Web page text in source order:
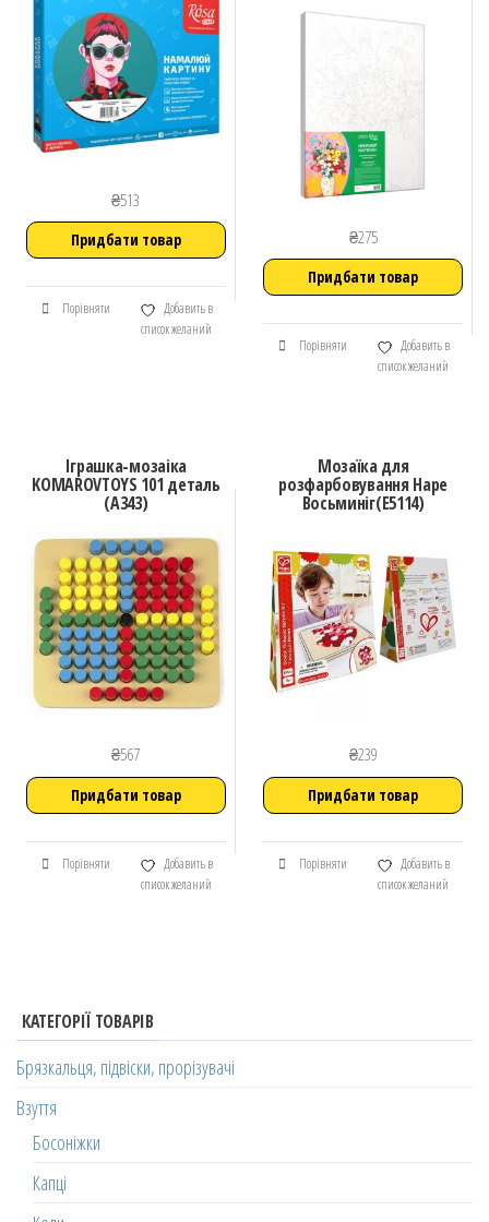
₴513
Придбати товар
Порівняти
Добавить в
список желаний
₴275
Придбати товар
Порівняти
Добавить в
список желаний
Іграшка-мозаіка
KOMAROVTOYS 101 деталь
(А343)
₴567
Придбати товар
Порівняти
Добавить в
список желаний
Мозаїка для
розфарбовування Hape
Восьминіг(E5114)
₴239
Придбати товар
Порівняти
Добавить в
список желаний
КАТЕГОРІЇ ТОВАРІВ
Брязкальця, підвіски, прорізувачі
Взуття
Босоніжки
Капці